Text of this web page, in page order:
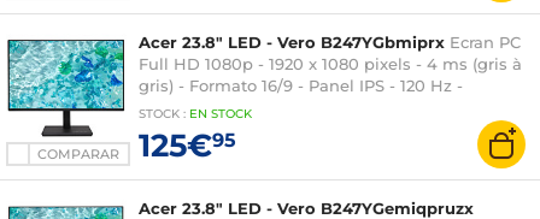
COMPARAR
Acer 23.8" LED - Vero B247YGbmiprx Ecran PC
Full HD 1080p - 1920 x 1080 pixels - 4 ms (gris à
gris) - Formato 16/9 - Panel IPS - 120 Hz -
Adaptive-Sync - HDMI/DisplayPort/VGA - Pivot -
STOCK : EN STOCK
125€95
Acer 23.8" LED - Vero B247YGemiqpruzx